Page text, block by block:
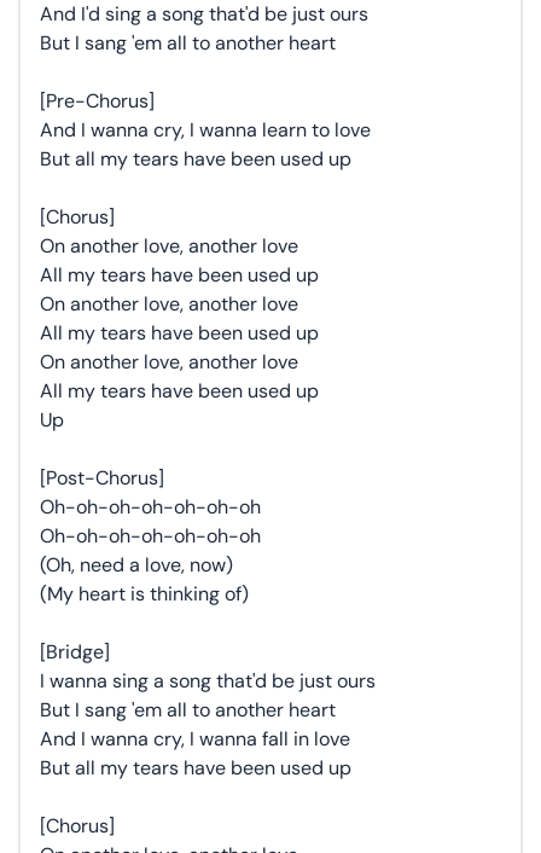
And I'd sing a song that'd be just ours
But I sang 'em all to another heart
[Pre-Chorus]
And I wanna cry, I wanna learn to love
But all my tears have been used up
[Chorus]
On another love, another love
All my tears have been used up
On another love, another love
All my tears have been used up
On another love, another love
All my tears have been used up
Up
[Post-Chorus]
Oh-oh-oh-oh-oh-oh-oh
Oh-oh-oh-oh-oh-oh-oh
(Oh, need a love, now)
(My heart is thinking of)
[Bridge]
I wanna sing a song that'd be just ours
But I sang 'em all to another heart
And I wanna cry, I wanna fall in love
But all my tears have been used up
[Chorus]